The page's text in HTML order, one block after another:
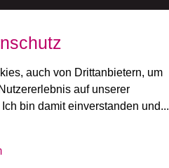
auch von Drittanbietern, um
auf unserer
bin damit einverstanden und...